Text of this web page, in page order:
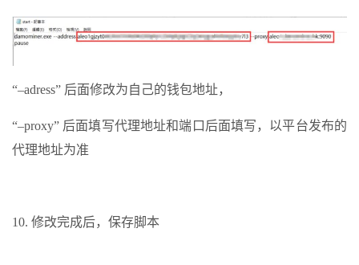
“–adress” 后面修改为自己的钱包地址，
“–proxy” 后面填写代理地址和端口后面填写，以平台发布的
代理地址为准
10. 修改完成后，保存脚本